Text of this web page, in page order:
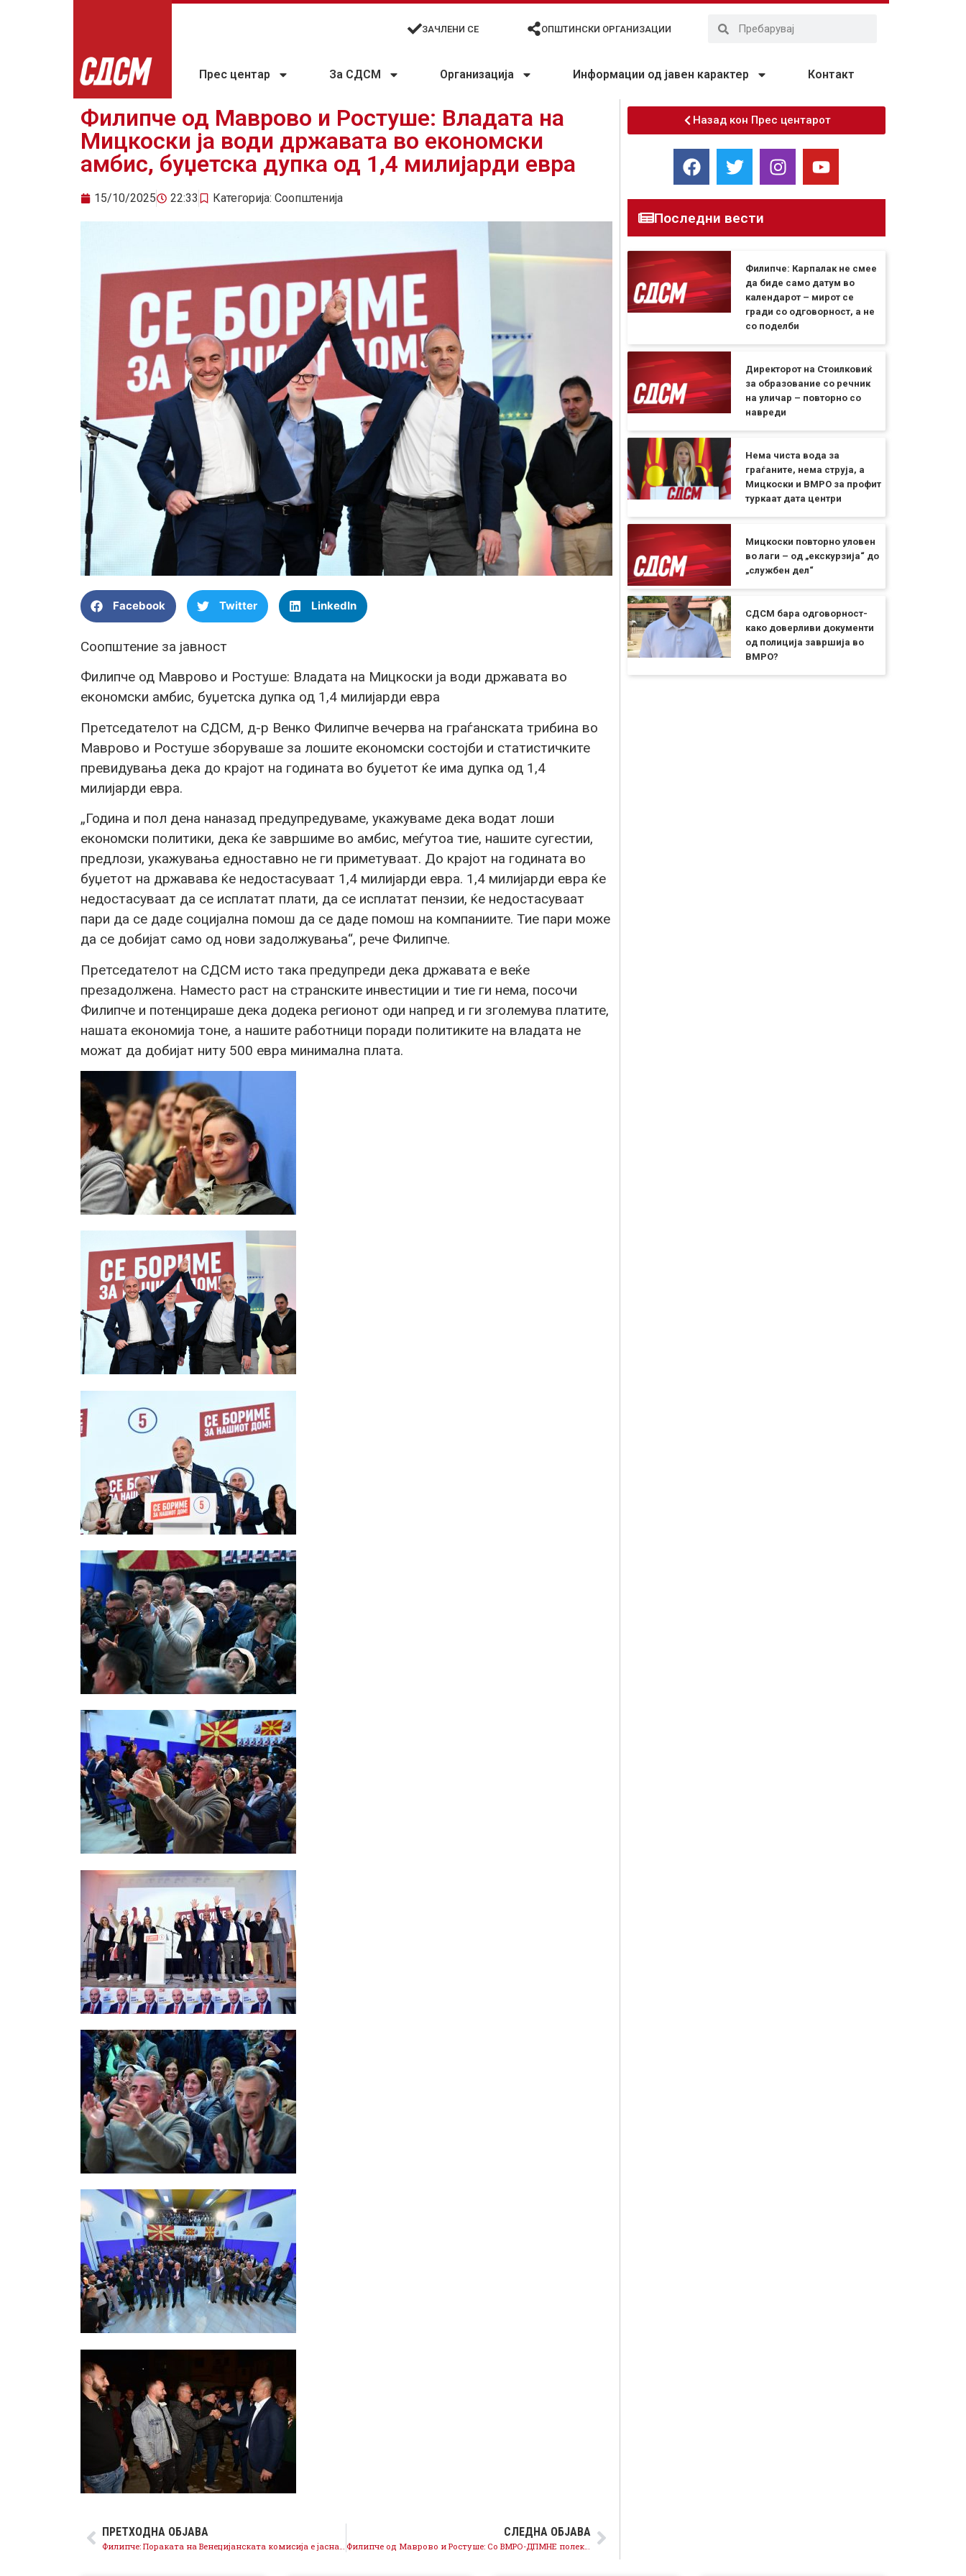
ЗАЧЛЕНИ СЕ ОПШТИНСКИ ОРГАНИЗАЦИИ
Прес центар За СДСМ Организација Информации од јавен карактер Контакт
Филипче од Маврово и Ростуше: Владата на
Мицкоски ја води државата во економски
амбис, буџетска дупка од 1,4 милијарди евра
15/10/2025 22:33 Категорија: Соопштенија
Facebook Twitter LinkedIn
Соопштение за јавност
Филипче од Маврово и Ростуше: Владата на Мицкоски ја води државата во
економски амбис, буџетска дупка од 1,4 милијарди евра
Претседателот на СДСМ, д-р Венко Филипче вечерва на граѓанската трибина во
Маврово и Ростуше зборуваше за лошите економски состојби и статистичките
превидувања дека до крајот на годината во буџетот ќе има дупка од 1,4
милијарди евра.
„Година и пол дена наназад предупредуваме, укажуваме дека водат лоши
економски политики, дека ќе завршиме во амбис, меѓутоа тие, нашите сугестии,
предлози, укажувања едноставно не ги приметуваат. До крајот на годината во
буџетот на државава ќе недостасуваат 1,4 милијарди евра. 1,4 милијарди евра ќе
недостасуваат да се исплатат плати, да се исплатат пензии, ќе недостасуваат
пари да се даде социјална помош да се даде помош на компаниите. Тие пари може
да се добијат само од нови задолжувања“, рече Филипче.
Претседателот на СДСМ исто така предупреди дека државата е веќе
презадолжена. Наместо раст на странските инвестиции и тие ги нема, посочи
Филипче и потенцираше дека додека регионот оди напред и ги зголемува платите,
нашата економија тоне, а нашите работници поради политиките на владата не
можат да добијат ниту 500 евра минимална плата.
ПРЕТХОДНА ОБЈАВА
Филипче: Пораката на Венецијанската комисија е јасна, реформи за независно судство
СЛЕДНА ОБЈАВА
Филипче од Маврово и Ростуше: Со ВМРО-ДПМНЕ полека исчезнуваат странските инвестиции
Назад кон Прес центарот
Последни вести
Филипче: Карпалак не смее
да биде само датум во
календарот – мирот се
гради со одговорност, а не
со поделби
Директорот на Стоилковиќ
за образование со речник
на уличар – повторно со
навреди
Нема чиста вода за
граѓаните, нема струја, а
Мицкоски и ВМРО за профит
туркаат дата центри
Мицкоски повторно уловен
во лаги – од „екскурзија“ до
„службен дел“
СДСМ бара одговорност-
како доверливи документи
од полиција завршија во
ВМРО?